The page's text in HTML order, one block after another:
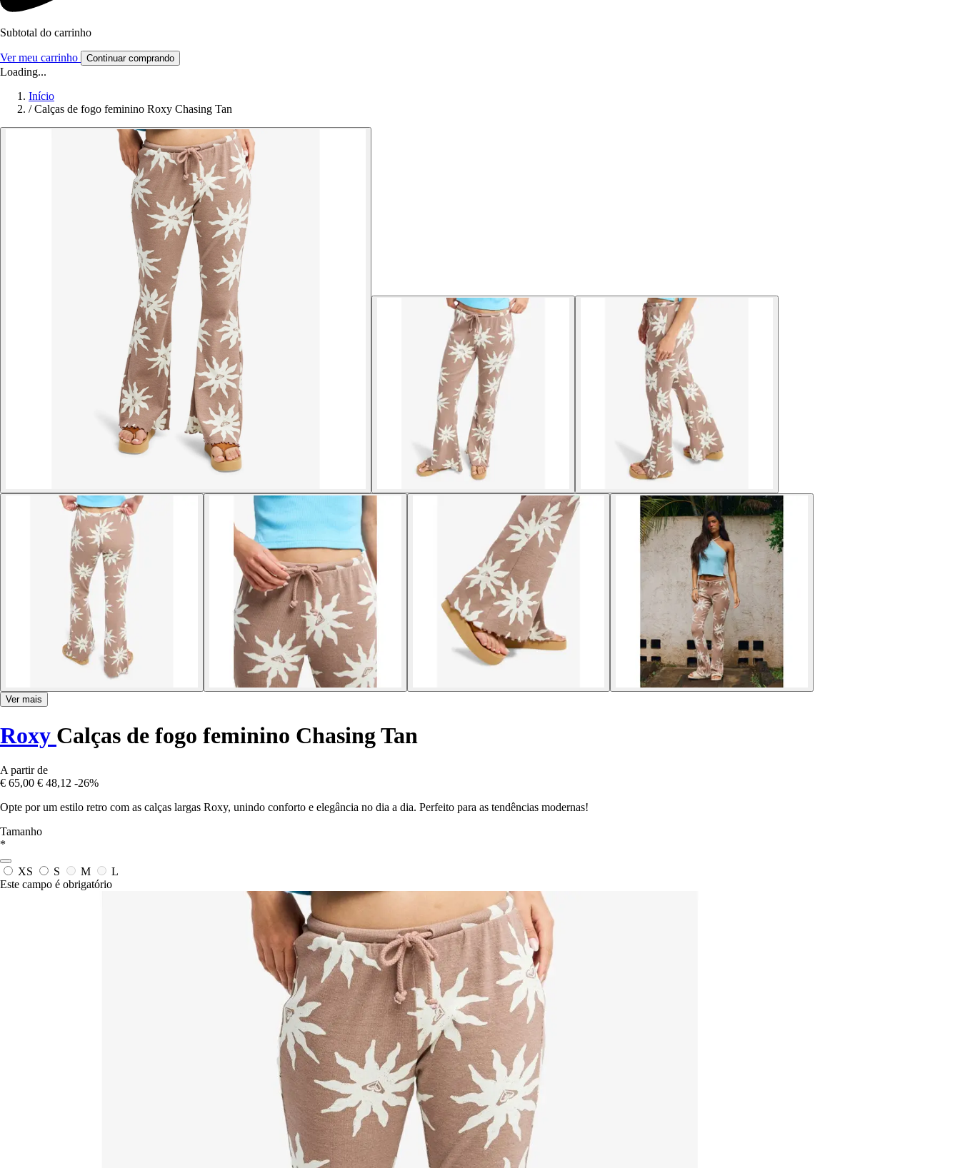
Subtotal do carrinho
Ver meu carrinho Continuar comprando
Loading...
Início
/ Calças de fogo feminino Roxy Chasing Tan
Ver mais
Roxy Calças de fogo feminino Chasing Tan
A partir de
€ 65,00 € 48,12 -26%
Opte por um estilo retro com as calças largas Roxy, unindo conforto e elegância no dia a dia. Perfeito para as tendências modernas!
Tamanho
*
XS S M
L
Este campo é obrigatório